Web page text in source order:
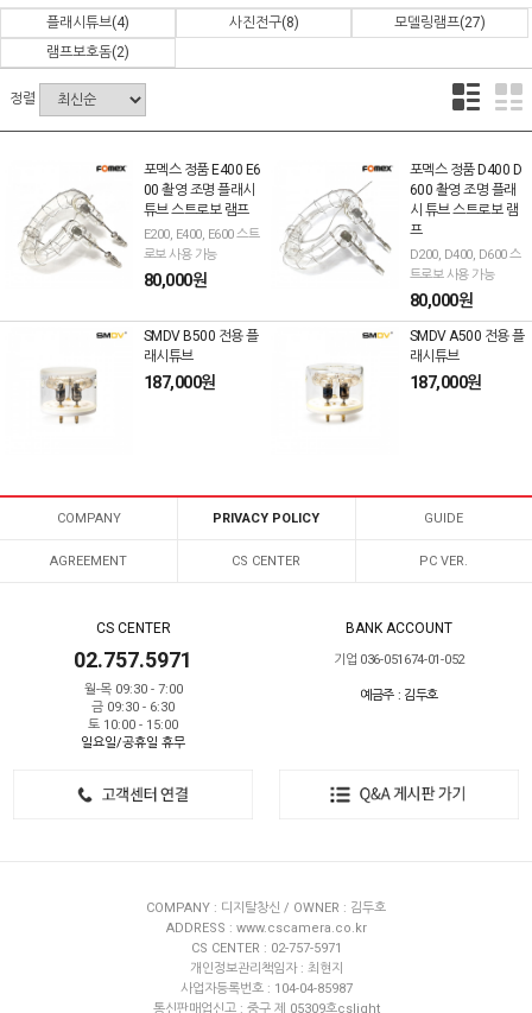
플래시튜브(4) 사진전구(8) 모델링램프(27)
램프보호돔(2)
정렬
포멕스 정품 E400 E6
00 촬영 조명 플래시
튜브 스트로보 램프
E200, E400, E600 스트
로보 사용 가능
80,000원
포멕스 정품 D400 D
600 촬영 조명 플래
시 튜브 스트로보 램
프
D200, D400, D600 스
트로보 사용 가능
80,000원
SMDV B500 전용 플
래시튜브
187,000원
SMDV A500 전용 플
래시튜브
187,000원
COMPANY PRIVACY POLICY GUIDE
AGREEMENT CS CENTER PC VER.
CS CENTER
02.757.5971
월-목 09:30 - 7:00
금 09:30 - 6:30
토 10:00 - 15:00
일요일/공휴일 휴무
BANK ACCOUNT
기업 036-051674-01-052
예금주 : 김두호
COMPANY : 디지탈창신 / OWNER : 김두호
ADDRESS : www.cscamera.co.kr
CS CENTER : 02-757-5971
개인정보관리책임자 : 최현지
사업자등록번호 : 104-04-85987
통신판매업신고 : 중구 제 05309호cslight